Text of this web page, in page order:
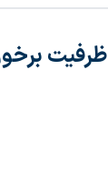
ظرفیت برخورداری ۳۰۰ روزه از